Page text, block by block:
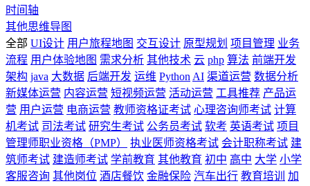
时间轴
其他思维导图
全部 UI设计 用户旅程地图 交互设计 原型规划 项目管理 业务
流程 用户体验地图 需求分析 其他技术 云 php 算法 前端开发
架构 java 大数据 后端开发 运维 Python AI 渠道运营 数据分析
新媒体运营 内容运营 短视频运营 活动运营 工具推荐 产品运
营 用户运营 电商运营 教师资格证考试 心理咨询师考试 计算
机考试 司法考试 研究生考试 公务员考试 软考 英语考试 项目
管理师职业资格（PMP）
执业医师资格考试 会计职称考试 建
筑师考试 建造师考试 学前教育 其他教育 初中 高中 大学 小学
客服咨询 其他岗位 酒店餐饮 金融保险 汽车出行 教育培训
加